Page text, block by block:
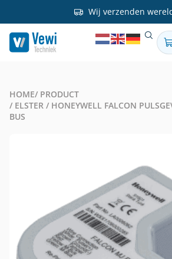
Wij verzenden
HOME/ PRODUCT
/ ELSTER / HONEYWELL FALCON
BUS